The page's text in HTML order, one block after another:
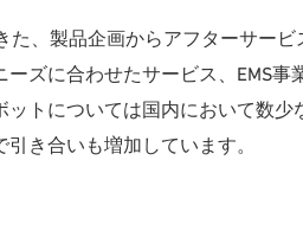
た、製品企画からアフターサー
ーズに合わせたサービス、EMS
ットについては国内において数
引き合いも増加しています。